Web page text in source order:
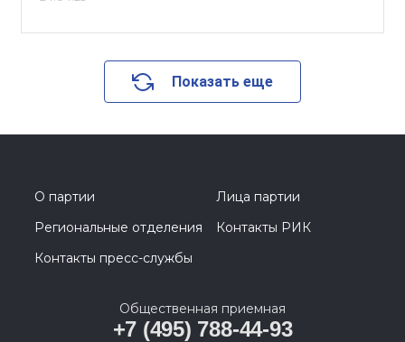
Показать еще
О партии
Лица партии
Региональные отделения
Контакты РИК
Контакты пресс-службы
Общественная приемная
+7 (495) 788-44-93